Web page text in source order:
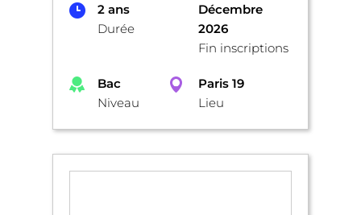
2 ans
Durée
Décembre
2026
Fin inscriptions
Bac
Niveau
Paris 19
Lieu